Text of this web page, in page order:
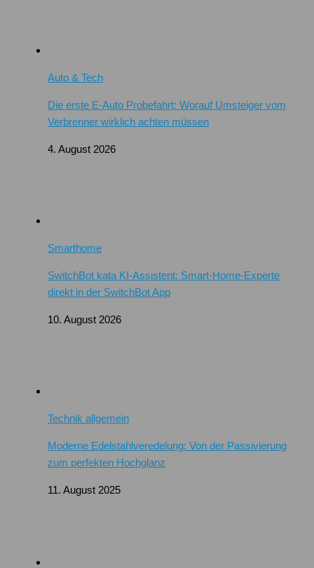
Auto & Tech
Die erste E-Auto Probefahrt: Worauf Umsteiger vom
Verbrenner wirklich achten müssen
4. August 2026
Smarthome
SwitchBot kata KI-Assistent: Smart-Home-Experte
direkt in der SwitchBot App
10. August 2026
Technik allgemein
Moderne Edelstahlveredelung: Von der Passivierung
zum perfekten Hochglanz
11. August 2025